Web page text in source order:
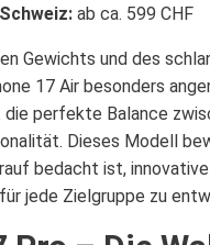
ab ca. 599 CHF
Gewichts und des
17 Air besonders
die perfekte Balance
Dieses Modell
bedacht ist,
jede Zielgruppe zu